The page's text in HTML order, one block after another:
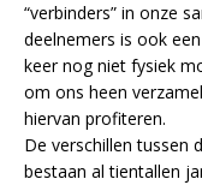
“verbinders” in onze
deelnemers is ook
keer nog niet fysiek
om ons heen
hiervan profiteren.
De verschillen tussen
bestaan al tientallen